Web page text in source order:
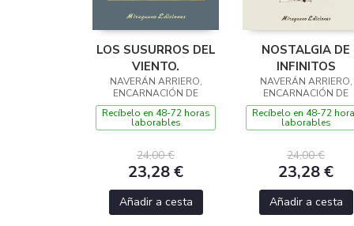
LOS SUSURROS DEL
VIENTO.
NAVERÁN ARRIERO,
ENCARNACIÓN DE
Recíbelo en 48-72 horas
laborables
24,00 €
23,28 €
Añadir a cesta
NOSTALGIA DE
INFINITOS
NAVERÁN ARRIERO,
ENCARNACIÓN DE
Recíbelo en 48-72
laborables
24,00 €
23,28 €
Añadir a cesta